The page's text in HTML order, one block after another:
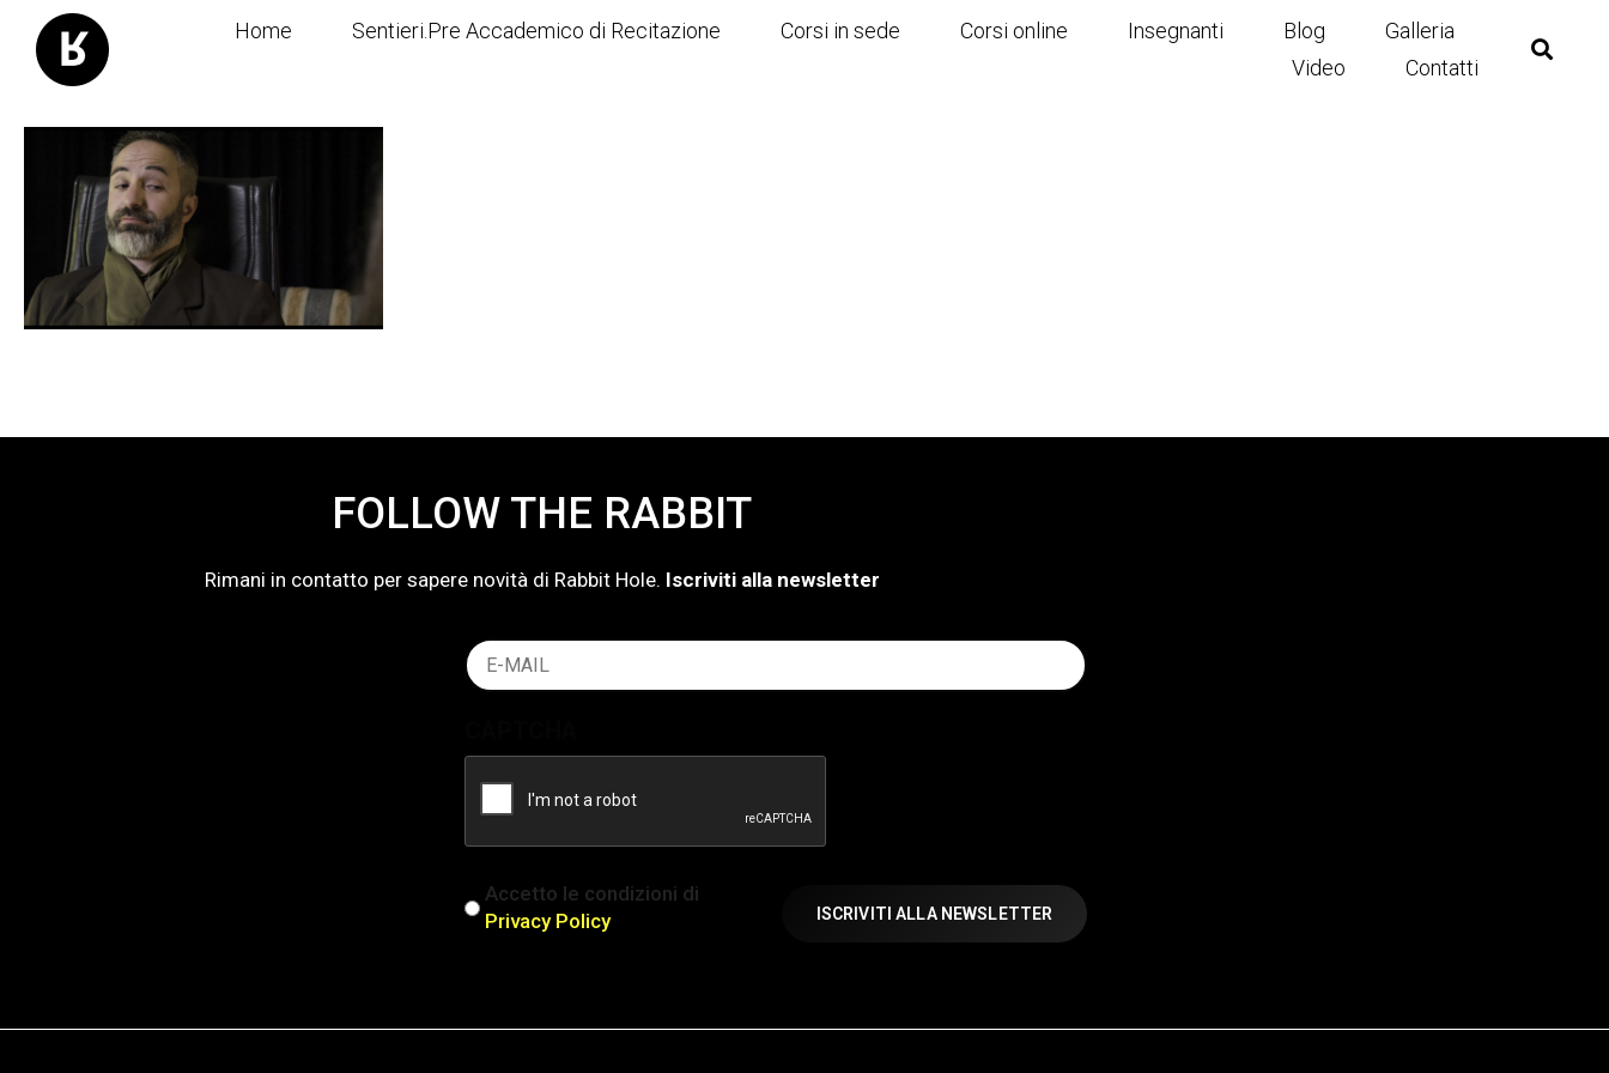
Home Sentieri.Pre Accademico di Recitazione Corsi in sede Corsi online Insegnanti Blog
Galleria
Video
Contatti
FOLLOW THE RABBIT
Rimani in contatto per sapere novità di Rabbit Hole. Iscriviti alla newsletter
Email
(Obbligatorio)
iscrizione
(Obbligatorio)
Accetto le condizioni di
Privacy Policy